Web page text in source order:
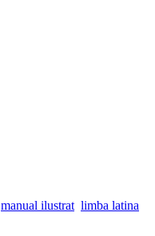
manual ilustrat limba latina